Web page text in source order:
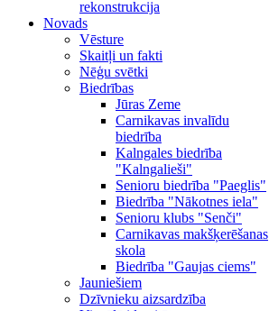
rekonstrukcija
Novads
Vēsture
Skaitļi un fakti
Nēģu svētki
Biedrības
Jūras Zeme
Carnikavas invalīdu
biedrība
Kalngales biedrība
"Kalngalieši"
Senioru biedrība "Paeglis"
Biedrība "Nākotnes iela"
Senioru klubs "Senči"
Carnikavas makšķerēšanas
skola
Biedrība "Gaujas ciems"
Jauniešiem
Dzīvnieku aizsardzība